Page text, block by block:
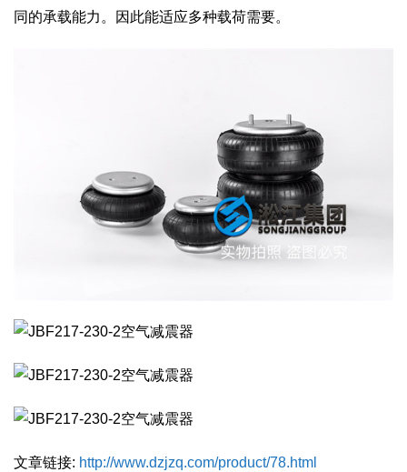
同的承载能力。因此能适应多种载荷需要。
文章链接: http://www.dzjzq.com/product/78.html